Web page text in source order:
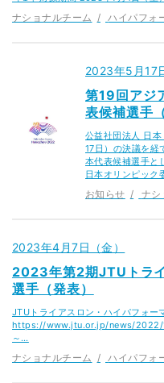
ナショナルチーム ハイパフォ
2023年5月17
第19回アジ
表候補選手
公益社団法人 日
17日）の決議を経
本代表候補選手と
日本オリンピック
お知らせ ナシ
2023年4月7日（金）
2023年第2期JTUトラ
選手（発表）
JTUトライアスロン・ハイパフォー
https://www.jtu.or.jp/news/2022/
～…
ナショナルチーム ハイパフォ